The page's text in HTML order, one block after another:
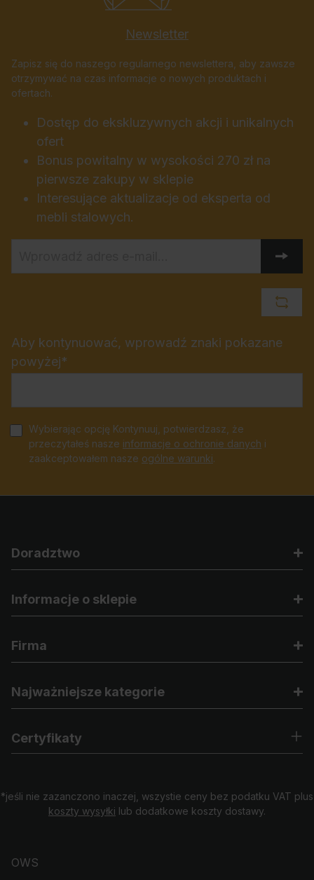
Newsletter
Zapisz się do naszego regularnego newslettera, aby zawsze
otrzymywać na czas informacje o nowych produktach i
ofertach.
Dostęp do ekskluzywnych akcji i unikalnych
ofert
Bonus powitalny w wysokości 270 zł na
pierwsze zakupy w sklepie
Interesujące aktualizacje od eksperta od
mebli stalowych.
Aby kontynuować, wprowadź znaki pokazane
powyżej*
Wybierając opcję Kontynuuj, potwierdzasz, że
przeczytałeś nasze informacje o ochronie danych i
zaakceptowałem nasze ogólne warunki.
Doradztwo
Informacje o sklepie
Firma
Najważniejsze kategorie
Certyfikaty
*jeśli nie zazanczono inaczej, wszystie ceny bez podatku VAT plus
koszty wysyłki lub dodatkowe koszty dostawy.
OWS